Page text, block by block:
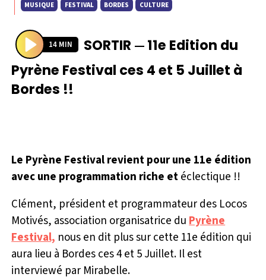
MUSIQUE FESTIVAL BORDES CULTURE
P
l
a
14 MIN SORTIR —11e Edition du
Pyrène Festival ces 4 et 5 Juillet à
Bordes !!
Le Pyrène Festival revient pour une 11e édition
avec une programmation riche etéclectique !!
Clément, président et programmateur des Locos
Motivés, association organisatrice duPyrène
Festival, nous en dit plus sur cette 11e édition qui
aura lieu à Bordes ces 4 et 5 Juillet. Il est
interviewé par Mirabelle.